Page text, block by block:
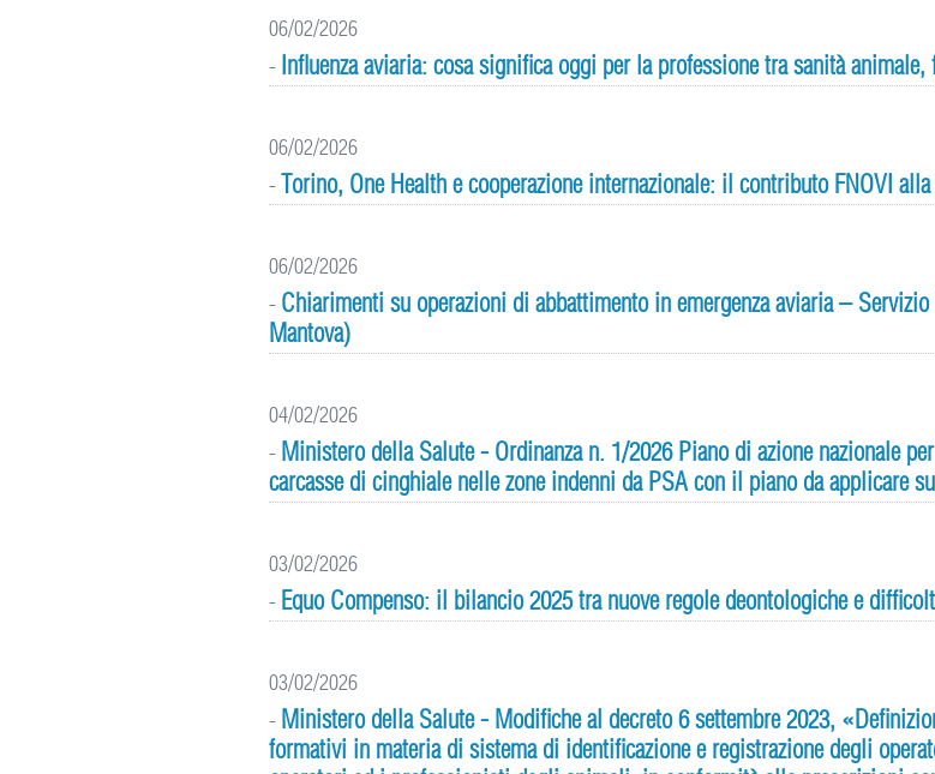
06/02/2026
- Influenza aviaria: cosa significa oggi per la professione tra sanità
06/02/2026
-Torino, One Health e cooperazione internazionale: il contributo FNOVI
06/02/2026
- Chiarimenti su operazioni di abbattimento in emergenza aviaria –
Mantova)
04/02/2026
- Ministero della Salute - Ordinanza n. 1/2026 Piano di azione nazionale
carcasse di cinghiale nelle zone indenni da PSA con il piano da applicare
03/02/2026
- Equo Compenso: il bilancio 2025 tra nuove regole deontologiche e
03/02/2026
- Ministero della Salute - Modifiche al decreto 6 settembre 2023,
formativi in materia di sistema di identificazione e registrazione degli